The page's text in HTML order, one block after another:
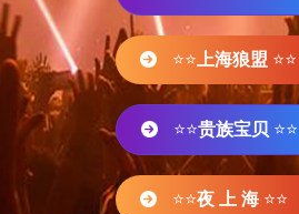
⭐⭐ 上海狼盟 ⭐⭐
⭐⭐贵族宝贝 ⭐⭐
⭐⭐夜 上 海 ⭐⭐